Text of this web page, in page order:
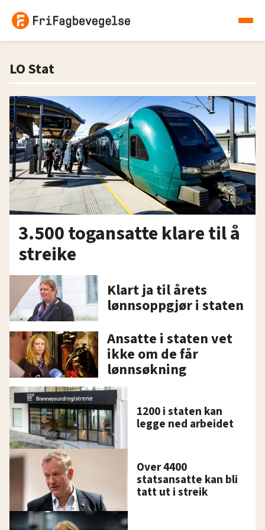
LO Stat
3.500 togansatte klare til å
streike
Klart ja til årets
lønnsoppgjør i staten
Ansatte i staten vet
ikke om de får
lønnsøkning
1200 i staten kan
legge ned arbeidet
Over 4400
statsansatte kan bli
tatt ut i streik